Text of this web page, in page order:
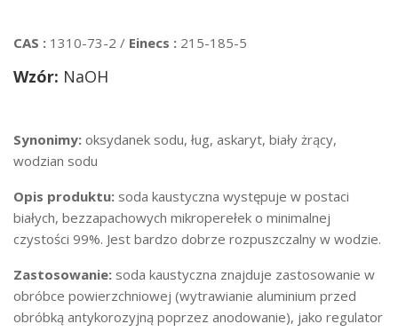
CAS : 1310-73-2 / Einecs : 215-185-5
Wzór: NaOH
Synonimy: oksydanek sodu, ług, askaryt, biały żrący,
wodzian sodu
Opis produktu: soda kaustyczna występuje w postaci
białych, bezzapachowych mikroperełek o minimalnej
czystości 99%. Jest bardzo dobrze rozpuszczalny w wodzie.
Zastosowanie: soda kaustyczna znajduje zastosowanie w
obróbce powierzchniowej (wytrawianie aluminium przed
obróbką antykorozyjną poprzez anodowanie), jako regulator